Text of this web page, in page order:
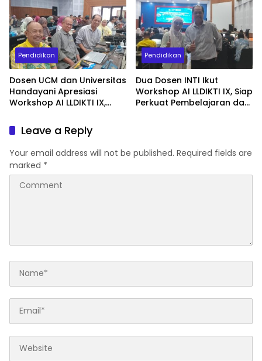
Internasional
Pendidikan
Dosen UCM dan Universitas
Handayani Apresiasi
Workshop AI LLDIKTI IX,
Dosen Hadapi
Transformasi Digital
Pendidikan
Dua Dosen INTI Ikut
Workshop AI LLDIKTI IX, Siap
Perkuat Pembelajaran dan
Leave a Reply
Your email address will not be published. Required fields are
marked *